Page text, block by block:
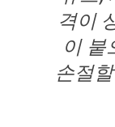
격이
이 붙
손절